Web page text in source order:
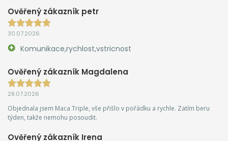
Ověřený zákazník petr
30.07.2026
Komunikace,rychlost,vstricnost
Ověřený zákazník Magdalena
28.07.2026
Objednala jsem Maca Triple, vše přišlo v pořádku a rychle. Zatím beru
týden, takže nemohu posoudit.
Ověřený zákazník Irena